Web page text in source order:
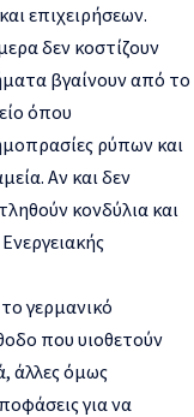
επιχειρήσεων.
δεν κοστίζουν
βγαίνουν από το
όπου
ρύπων και
Αν και δεν
κονδύλια και
γερμανικό
που υιοθετούν
άλλες όμως
για να